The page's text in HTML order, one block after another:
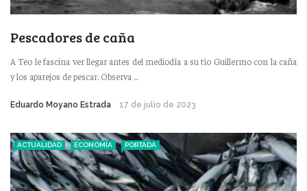
Pescadores de caña
A Teo le fascina ver llegar antes del mediodía a su tío Guillermo con la caña
y los aparejos de pescar. Observa ...
Eduardo Moyano Estrada 17 de julio de 2023
ACTUALIDAD ECONOMÍA PORTADA